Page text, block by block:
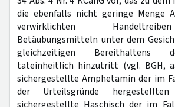
die ebenfalls nicht geringe Menge
verwirklichten
Betäubungsmitteln unter dem
gleichzeitigen Bereithaltens
tateinheitlich hinzutritt (vgl. BGH,
sichergestellte Amphetamin der im
der Urteilsgründe